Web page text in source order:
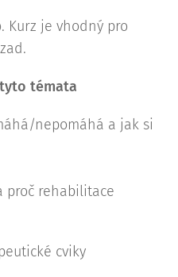
Kurz je vhodný pro
témata
nepomáhá a jak si
proč rehabilitace
cviky